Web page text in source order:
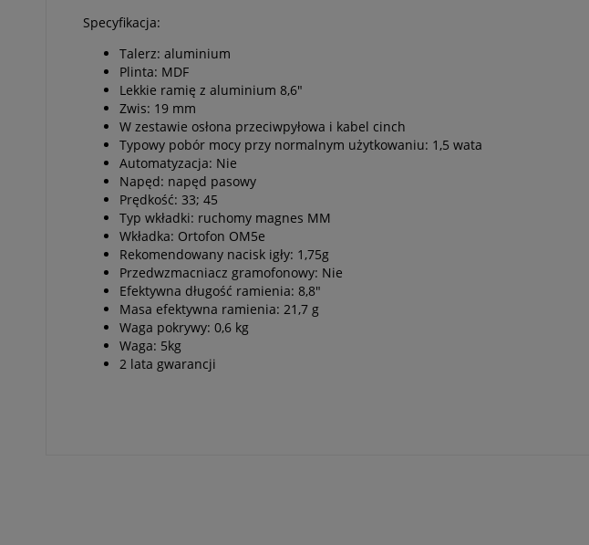
Specyfikacja:
Talerz: aluminium
Plinta: MDF
Lekkie ramię z aluminium 8,6"
Zwis: 19 mm
W zestawie osłona przeciwpyłowa i kabel cinch
Typowy pobór mocy przy normalnym użytkowaniu: 1,5 wata
Automatyzacja: Nie
Napęd: napęd pasowy
Prędkość: 33; 45
Typ wkładki: ruchomy magnes MM
Wkładka: Ortofon OM5e
Rekomendowany nacisk igły: 1,75g
Przedwzmacniacz gramofonowy: Nie
Efektywna długość ramienia: 8,8"
Masa efektywna ramienia: 21,7 g
Waga pokrywy: 0,6 kg
Waga: 5kg
2 lata gwarancji